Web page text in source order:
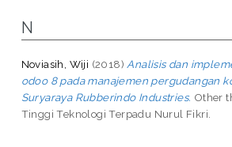
N
Noviasih, Wiji (2018) Analisis dan
odoo 8 pada manajemen pergudangan
Suryaraya Rubberindo Industries. Other
Tinggi Teknologi Terpadu Nurul Fikri.